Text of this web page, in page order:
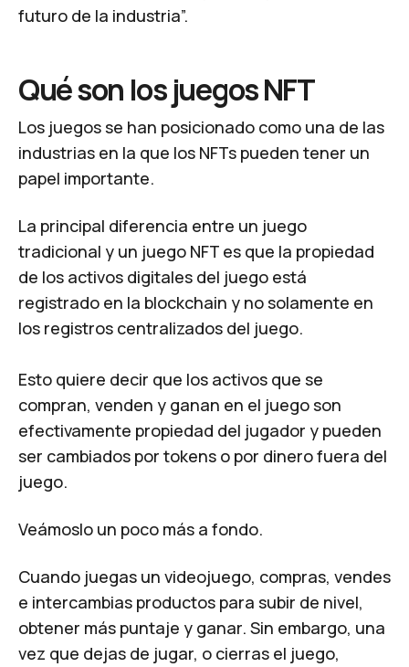
futuro de la industria”.
Qué son los juegos NFT
Los juegos se han posicionado como una de las
industrias en la que los NFTs pueden tener un
papel importante.
La principal diferencia entre un juego
tradicional y un juego NFT es que la propiedad
de los activos digitales del juego está
registrado en la blockchain y no solamente en
los registros centralizados del juego.
Esto quiere decir que los activos que se
compran, venden y ganan en el juego son
efectivamente propiedad del jugador y pueden
ser cambiados por tokens o por dinero fuera del
juego.
Veámoslo un poco más a fondo.
Cuando juegas un videojuego, compras, vendes
e intercambias productos para subir de nivel,
obtener más puntaje y ganar. Sin embargo, una
vez que dejas de jugar, o cierras el juego,